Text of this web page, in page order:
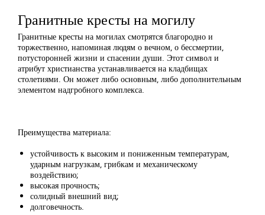
Гранитные кресты на могилу
Гранитные кресты на могилах смотрятся благородно и
торжественно, напоминая людям о вечном, о бессмертии,
потусторонней жизни и спасении души. Этот символ и
атрибут христианства устанавливается на кладбищах
столетиями. Он может либо основным, либо дополнительным
элементом надгробного комплекса.
Преимущества материала:
устойчивость к высоким и пониженным температурам,
ударным нагрузкам, грибкам и механическому
воздействию;
высокая прочность;
солидный внешний вид;
долговечность.